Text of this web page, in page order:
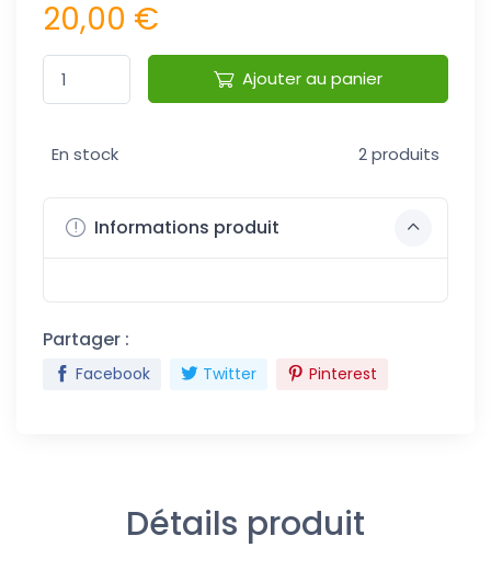
20,00 €
Ajouter au panier
En stock 2 produits
Informations produit
Partager :
Facebook Twitter Pinterest
Détails produit